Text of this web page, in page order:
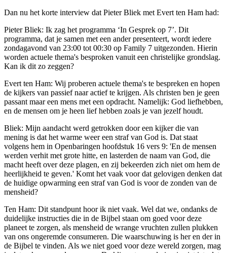
Dan nu het korte interview dat Pieter Bliek met Evert ten Ham had:
Pieter Bliek: Ik zag het programma ‘In Gesprek op 7’. Dit
programma, dat je samen met een ander presenteert, wordt iedere
zondagavond van 23:00 tot 00:30 op Family 7 uitgezonden. Hierin
worden actuele thema's besproken vanuit een christelijke grondslag.
Kan ik dit zo zeggen?
Evert ten Ham: Wij proberen actuele thema's te bespreken en hopen
de kijkers van passief naar actief te krijgen. Als christen ben je geen
passant maar een mens met een opdracht. Namelijk: God liefhebben,
en de mensen om je heen lief hebben zoals je van jezelf houdt.
Bliek: Mijn aandacht werd getrokken door een kijker die van
mening is dat het warme weer een straf van God is. Dat staat
volgens hem in Openbaringen hoofdstuk 16 vers 9: 'En de mensen
werden verhit met grote hitte, en lasterden de naam van God, die
macht heeft over deze plagen, en zij bekeerden zich niet om hem de
heerlijkheid te geven.' Komt het vaak voor dat gelovigen denken dat
de huidige opwarming een straf van God is voor de zonden van de
mensheid?
Ten Ham: Dit standpunt hoor ik niet vaak. Wel dat we, ondanks de
duidelijke instructies die in de Bijbel staan om goed voor deze
planeet te zorgen, als mensheid de wrange vruchten zullen plukken
van ons ongeremde consumeren. Die waarschuwing is her en der in
de Bijbel te vinden. Als we niet goed voor deze wereld zorgen, mag